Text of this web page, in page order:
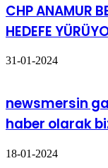
CHP ANAMUR
HEDEFE
31-01-2024
newsmersin
haber olarak
18-01-2024